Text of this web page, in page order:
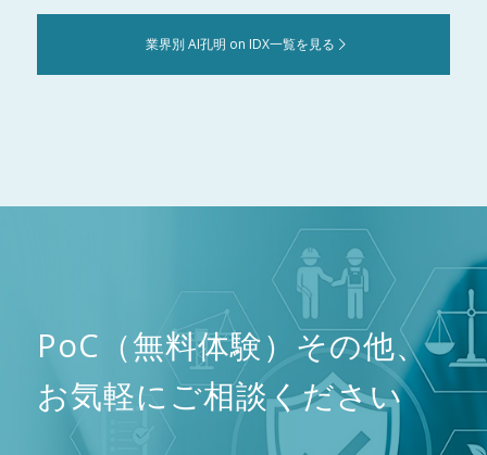
業界別 AI孔明 on IDX一覧を見る
PoC（無料体験）その他、
お気軽にご相談ください